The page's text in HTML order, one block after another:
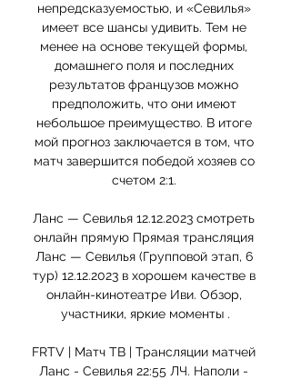
непредсказуемостью, и «Севилья»
имеет все шансы удивить. Тем не
менее на основе текущей формы,
домашнего поля и последних
результатов французов можно
предположить, что они имеют
небольшое преимущество. В итоге
мой прогноз заключается в том, что
матч завершится победой хозяев со
счетом 2:1.
Ланс — Севилья 12.12.2023 смотреть
онлайн прямую Прямая трансляция
Ланс — Севилья (Групповой этап, 6
тур) 12.12.2023 в хорошем качестве в
онлайн-кинотеатре Иви. Обзор,
участники, яркие моменты .
FRTV | Матч ТВ | Трансляции матчей
Ланс - Севилья 22:55 ЛЧ. Наполи -